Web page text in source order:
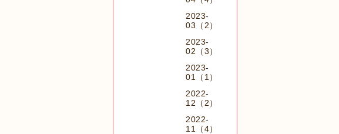
2023-
03（2）
2023-
02（3）
2023-
01（1）
2022-
12（2）
2022-
11（4）